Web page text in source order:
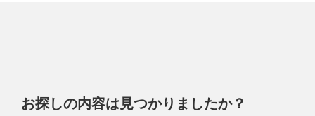
お探しの内容は見つかりましたか？